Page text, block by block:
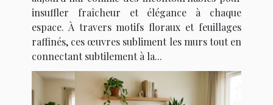
insuffler fraîcheur et élégance à chaque
espace. À travers motifs floraux et feuillages
raffinés, ces œuvres subliment les murs tout en
connectant subtilement à la...